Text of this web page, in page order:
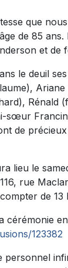
que
de 85
et de
le deuil
sœur
de
lieu le
rue
de 13
cérémonie
123382
personnel